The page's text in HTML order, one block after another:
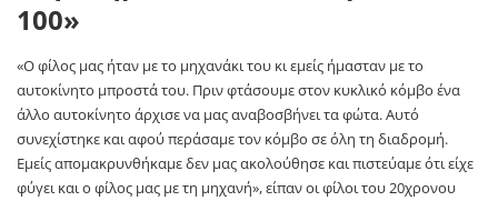
100»
«Ο φίλος μας ήταν με το μηχανάκι του κι εμείς ήμασταν με το
αυτοκίνητο μπροστά του. Πριν φτάσουμε στον κυκλικό κόμβο ένα
άλλο αυτοκίνητο άρχισε να μας αναβοσβήνει τα φώτα. Αυτό
συνεχίστηκε και αφού περάσαμε τον κόμβο σε όλη τη διαδρομή.
Εμείς απομακρυνθήκαμε δεν μας ακολούθησε και πιστεύαμε ότι είχε
φύγει και ο φίλος μας με τη μηχανή», είπαν οι φίλοι του 20χρονου